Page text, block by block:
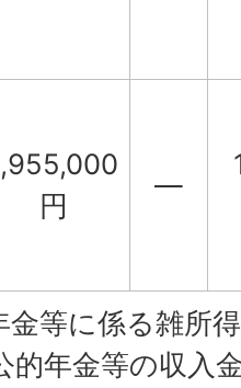
円
—
金等に係る雑所
的年金等の収入